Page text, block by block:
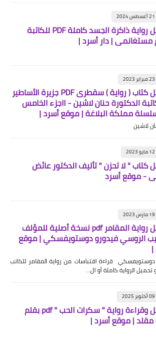
21 أغسطس 2024
تحميل رواية ذاكرة الجسد كاملة PDF للكاتبة
مستغانمي | دار أسرد |
23 فبراير 2023
تحميل كتاب ( رواية ) سقطرى PDF جزيرة الأساطير
الدكتورة حنان لاشين - ااجزء الخامس
مملكة البلاغة | موقع أسرد |
لاشين
12 مايو 2023
كتاب " لا تحزن " تأليف الدكتور عائض
- موقع أسرد
19 مارس 2023
تحميل رواية المقامر pdf نسخة أصلية للمؤلف
الروسي فيدورو دوستويفسكي | موقع
|
دوستويفسكي قراءة اقتباسات من رواية المقامر للكاتب
الرواية كاملة أو ال…
09 أكتوبر 2025
تحميل وقراءة رواية " سكرات الحب " pdf بقلم
مقلد | موقع أسرد |